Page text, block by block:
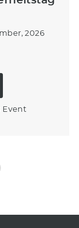
2026
Event